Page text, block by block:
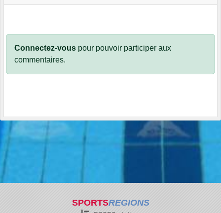
Connectez-vous pour pouvoir participer aux
commentaires.
SPORTSREGIONS